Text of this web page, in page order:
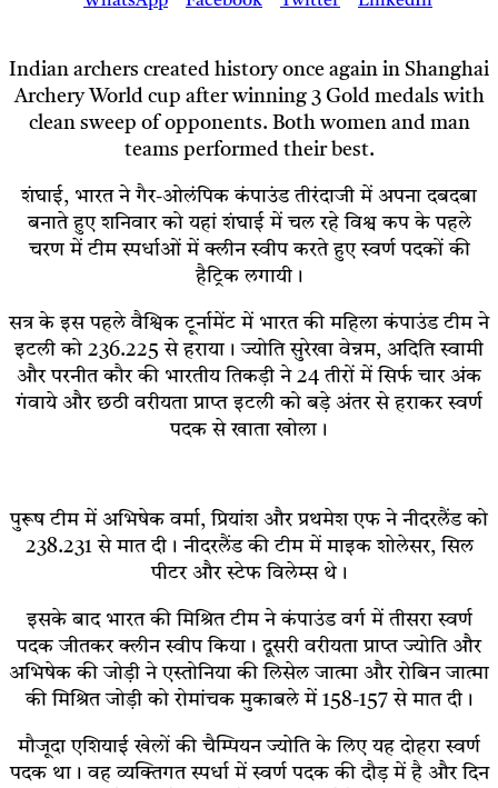
Indian archers created history once again in Shanghai
Archery World cup after winning 3 Gold medals with
clean sweep of opponents. Both women and man
teams performed their best.
शंघाई, भारत ने गैर-ओलंपिक कंपाउंड तीरंदाजी में अपना दबदबा
बनाते हुए शनिवार को यहां शंघाई में चल रहे विश्व कप के पहले
चरण में टीम स्पर्धाओं में क्लीन स्वीप करते हुए स्वर्ण पदकों की
हैट्रिक लगायी।
सत्र के इस पहले वैश्विक टूर्नामेंट में भारत की महिला कंपाउंड टीम ने
इटली को 236.225 से हराया। ज्योति सुरेखा वेन्नम, अदिति स्वामी
और परनीत कौर की भारतीय तिकड़ी ने 24 तीरों में सिर्फ चार अंक
गंवाये और छठी वरीयता प्राप्त इटली को बड़े अंतर से हराकर स्वर्ण
पदक से खाता खोला।
पुरूष टीम में अभिषेक वर्मा, प्रियांश और प्रथमेश एफ ने नीदरलैंड को
238.231 से मात दी। नीदरलैंड की टीम में माइक शोलेसर, सिल
पीटर और स्टेफ विलेम्स थे।
इसके बाद भारत की मिश्रित टीम ने कंपाउंड वर्ग में तीसरा स्वर्ण
पदक जीतकर क्लीन स्वीप किया। दूसरी वरीयता प्राप्त ज्योति और
अभिषेक की जोड़ी ने एस्तोनिया की लिसेल जात्मा और रोबिन जात्मा
की मिश्रित जोड़ी को रोमांचक मुकाबले में 158-157 से मात दी।
मौजूदा एशियाई खेलों की चैम्पियन ज्योति के लिए यह दोहरा स्वर्ण
पदक था। वह व्यक्तिगत स्पर्धा में स्वर्ण पदक की दौड़ में है और दिन